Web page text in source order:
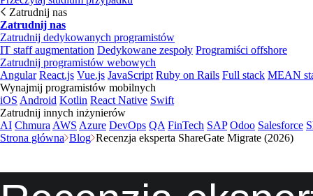
Zatrudnij nas
Zatrudnij nas
Zatrudnij dedykowanych programistów
IT staff augmentation Dedykowane zespoły Programiści offshore
Zatrudnij programistów webowych
Angular React.js Vue.js JavaScript Ruby on Rails Full stack MEAN
Wynajmij programistów mobilnych
iOS Android Kotlin React Native Swift
Zatrudnij innych inżynierów
AI Chmura AWS Azure DevOps QA FinTech SAP Odoo Salesforce
Strona główna Blog Recenzja eksperta ShareGate Migrate (2026)